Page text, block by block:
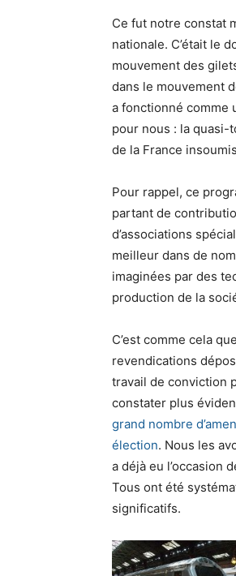
Ce fut notre constat
nationale. C’était le
mouvement des
dans le mouvement
a fonctionné comme
pour nous : la
de la France
Pour rappel, ce
partant de
d’associations
meilleur dans de
imaginées par des
production de la
C’est comme cela
revendications
travail de conviction
constater plus
grand nombre
élection. Nous les
a déjà eu l’occasion
Tous ont été
significatifs.